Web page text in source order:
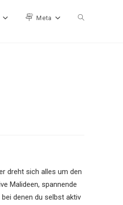
Meta Website-
dreht sich alles um den
Malideen, spannende
denen du selbst aktiv